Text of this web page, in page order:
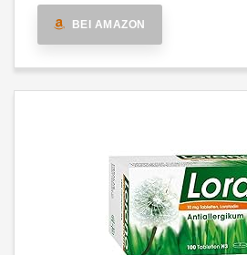
BEI AMAZON